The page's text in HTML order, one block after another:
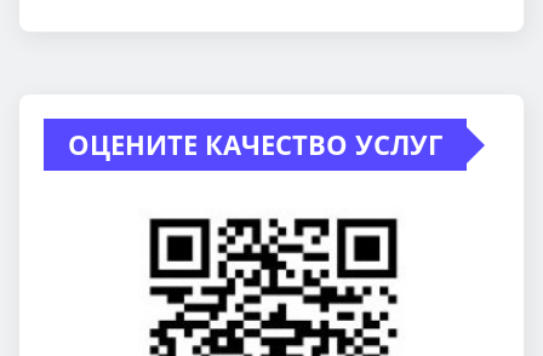
ОЦЕНИТЕ КАЧЕСТВО УСЛУГ